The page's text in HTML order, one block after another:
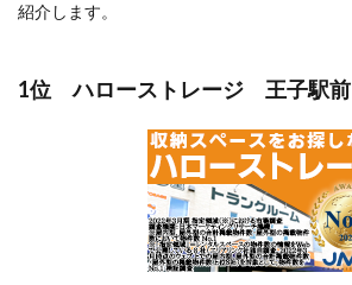
紹介します。
1位 ハローストレージ 王子駅前